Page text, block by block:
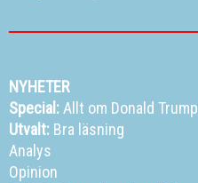
NYHETER
Special:Allt om Donald Trump
Utvalt: Bra läsning
Analys
Opinion